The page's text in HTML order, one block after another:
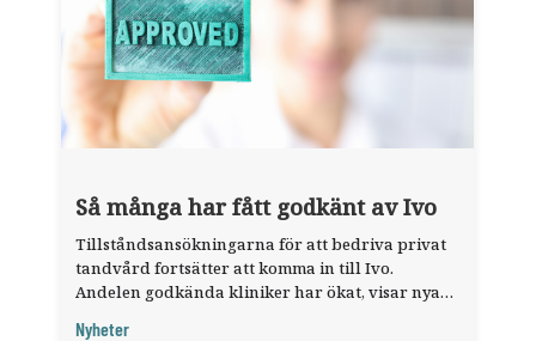
Så många har fått godkänt av Ivo
Tillståndsansökningarna för att bedriva privat
tandvård fortsätter att komma in till Ivo.
Andelen godkända kliniker har ökat, visar nya
Nyheter